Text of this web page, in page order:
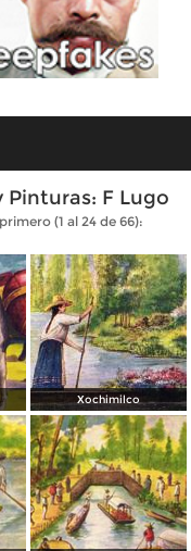
F Lugo
(1 al 24 de 66):
Xochimilco